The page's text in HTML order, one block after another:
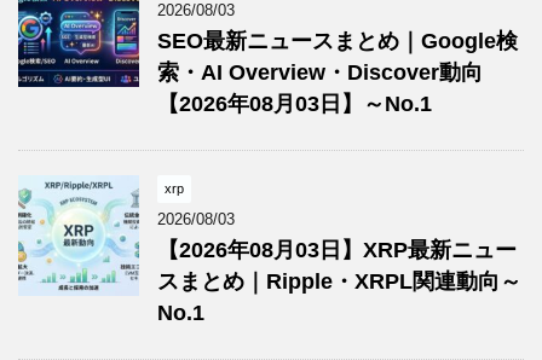
2026/08/03
SEO最新ニュースまとめ｜Google検
索・AI Overview・Discover動向
【2026年08月03日】～No.1
xrp
2026/08/03
【2026年08月03日】XRP最新ニュー
スまとめ｜Ripple・XRPL関連動向～
No.1